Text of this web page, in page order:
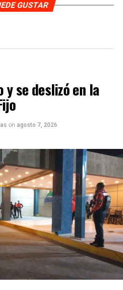
GUSTAR
y se deslizó en la
on agosto 7, 2026